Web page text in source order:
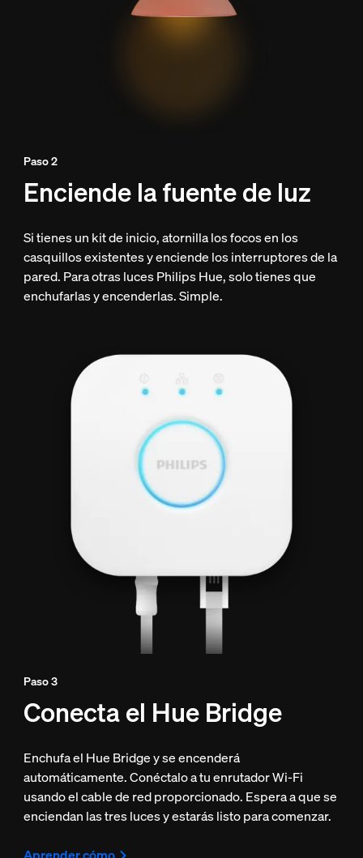
Paso 2
Enciende la fuente de luz
Si tienes un kit de inicio, atornilla los focos en los
casquillos existentes y enciende los interruptores de la
pared. Para otras luces Philips Hue, solo tienes que
enchufarlas y encenderlas. Simple.
Paso 3
Conecta el Hue Bridge
Enchufa el Hue Bridge y se encenderá
automáticamente. Conéctalo a tu enrutador Wi-Fi
usando el cable de red proporcionado. Espera a que se
enciendan las tres luces y estarás listo para comenzar.